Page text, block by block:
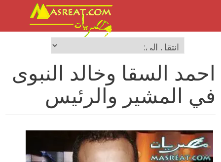
احمد السقا وخالد النبوى
في المشير والرئيس